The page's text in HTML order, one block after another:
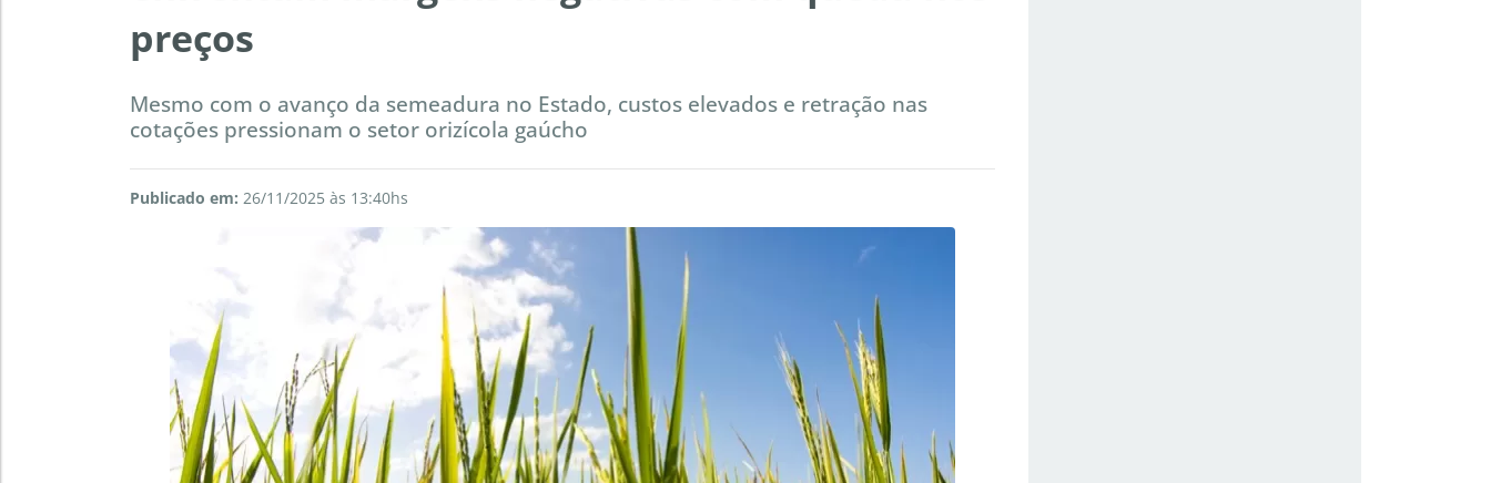
preços
Mesmo com o avanço da semeadura no Estado, custos elevados e retração nas
cotações pressionam o setor orizícola gaúcho
Publicado em: 26/11/2025 às 13:40hs